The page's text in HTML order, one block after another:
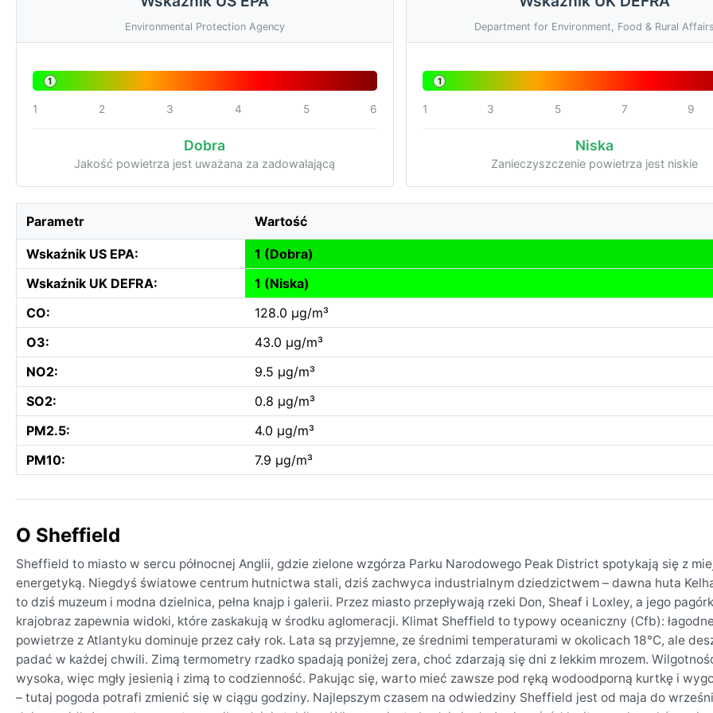
Environmental Protection Agency
1
1 2 3 4 5 6
Dobra
Jakość powietrza jest uważana za zadowalającą
Department for Environment, Food & Rural
1
1 3 5 7 9
Niska
Zanieczyszczenie powietrza jest niskie
Parametr Wartość
Wskaźnik US EPA:
1 (Dobra)
Wskaźnik UK DEFRA:
1 (Niska)
CO:
128.0 µg/m³
O3:
43.0 µg/m³
NO2:
9.5 µg/m³
SO2:
0.8 µg/m³
PM2.5:
4.0 µg/m³
PM10:
7.9 µg/m³
O Sheffield
Sheffield to miasto w sercu północnej Anglii, gdzie zielone wzgórza Parku Narodowego Peak District spotykają się z
energetyką. Niegdyś światowe centrum hutnictwa stali, dziś zachwyca industrialnym dziedzictwem – dawna huta
to dziś muzeum i modna dzielnica, pełna knajp i galerii. Przez miasto przepływają rzeki Don, Sheaf i Loxley, a jego
krajobraz zapewnia widoki, które zaskakują w środku aglomeracji. Klimat Sheffield to typowy oceaniczny (Cfb):
powietrze z Atlantyku dominuje przez cały rok. Lata są przyjemne, ze średnimi temperaturami w okolicach 18°C, ale
padać w każdej chwili. Zimą termometry rzadko spadają poniżej zera, choć zdarzają się dni z lekkim mrozem.
wysoka, więc mgły jesienią i zimą to codzienność. Pakując się, warto mieć zawsze pod ręką wodoodporną kurtkę i
– tutaj pogoda potrafi zmienić się w ciągu godziny. Najlepszym czasem na odwiedziny Sheffield jest od maja do